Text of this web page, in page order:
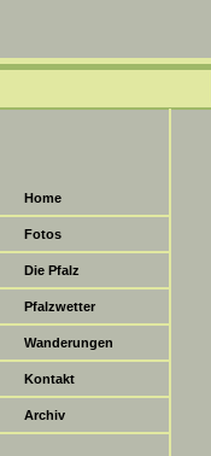
Home
Fotos
Die Pfalz
Pfalzwetter
Wanderungen
Kontakt
Archiv